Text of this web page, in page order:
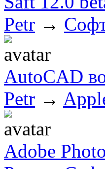
Petr →
AutoCAD
Petr →
Adobe